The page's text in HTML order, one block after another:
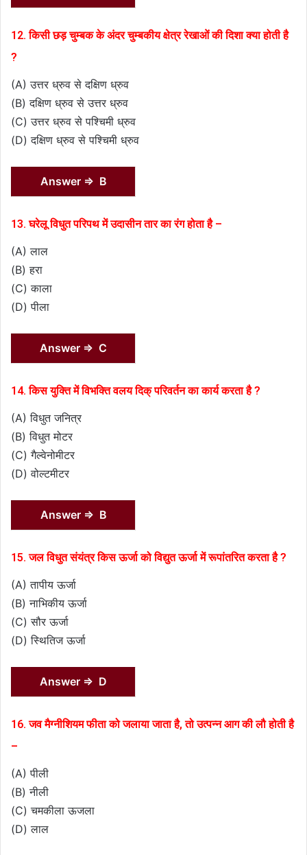
12. किसी छड़ चुम्बक के अंदर चुम्बकीय क्षेत्र रेखाओं की दिशा क्या होती है
?
(A) उत्तर ध्रुव से दक्षिण ध्रुव
(B) दक्षिण ध्रुव से उत्तर ध्रुव
(C) उत्तर ध्रुव से पश्चिमी ध्रुव
(D) दक्षिण ध्रुव से पश्चिमी ध्रुव
Answer ⇒ B
13. घरेलू विधुत परिपथ में उदासीन तार का रंग होता है –
(A) लाल
(B) हरा
(C) काला
(D) पीला
Answer ⇒ C
14. किस युक्ति में विभक्ति वलय दिक् परिवर्तन का कार्य करता है ?
(A) विधुत जनित्र
(B) विधुत मोटर
(C) गैल्वेनोमीटर
(D) वोल्टमीटर
Answer ⇒ B
15. जल विधुत संयंत्र किस ऊर्जा को विद्युत ऊर्जा में रूपांतरित करता है ?
(A) तापीय ऊर्जा
(B) नाभिकीय ऊर्जा
(C) सौर ऊर्जा
(D) स्थितिज ऊर्जा
Answer ⇒ D
16. जव मैग्नीशियम फीता को जलाया जाता है, तो उत्पन्न आग की लौ होती है
–
(A) पीली
(B) नीली
(C) चमकीला ऊजला
(D) लाल